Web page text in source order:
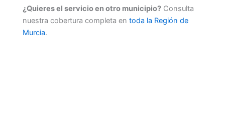
¿Quieres el servicio en otro municipio? Consulta
nuestra cobertura completa en toda la Región de
Murcia.